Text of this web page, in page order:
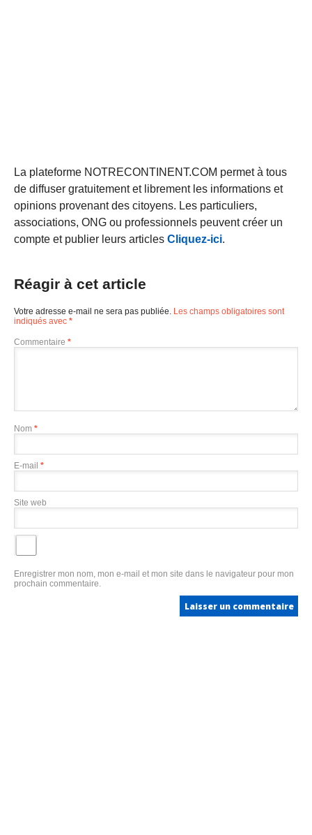
La plateforme NOTRECONTINENT.COM permet à tous
de diffuser gratuitement et librement les informations et
opinions provenant des citoyens. Les particuliers,
associations, ONG ou professionnels peuvent créer un
compte et publier leurs articles Cliquez-ici.
Réagir à cet article
Votre adresse e-mail ne sera pas publiée. Les champs obligatoires sont
indiqués avec *
Commentaire *
Nom *
E-mail *
Site web
Enregistrer mon nom, mon e-mail et mon site dans le navigateur pour mon
prochain commentaire.